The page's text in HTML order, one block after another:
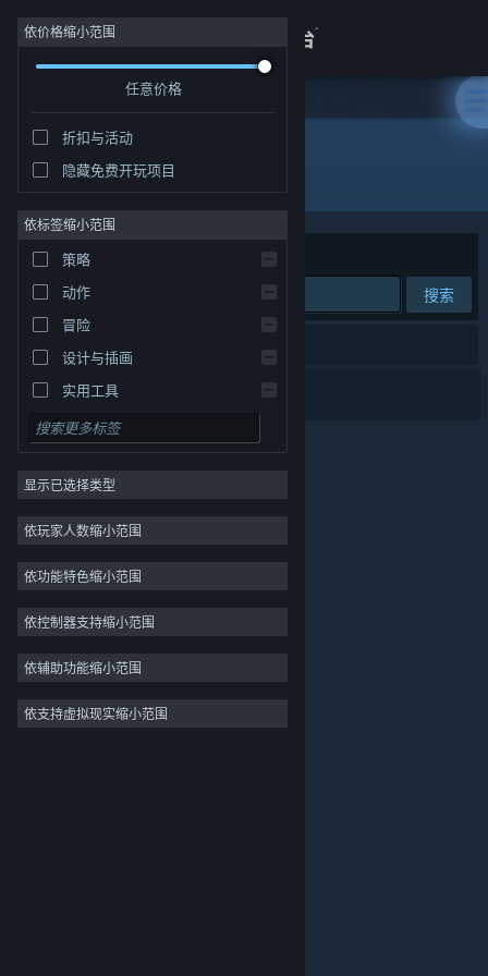
登录
关于
客服
关于蒸汽平台|退款政策|软件许可服务协议
个人信息保护政策|个人信息出境告知书|
依价格缩小范围
任意价格
折扣与活动
隐藏免费开玩项目
依标签缩小范围
策略
动作
冒险
设计与插画
实用工具
免费开玩
角色扮演
大型多人在线
独立
休闲
模拟
竞速
体育
视频制作
显示已选择类型
依玩家人数缩小范围
依功能特色缩小范围
依控制器支持缩小范围
依辅助功能缩小范围
依支持虚拟现实缩小范围
开发者: Alcedo Games
排序依据 相关性
搜索
1 个匹配的搜索结果。